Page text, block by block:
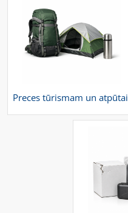
Preces tūrismam un atpūtai